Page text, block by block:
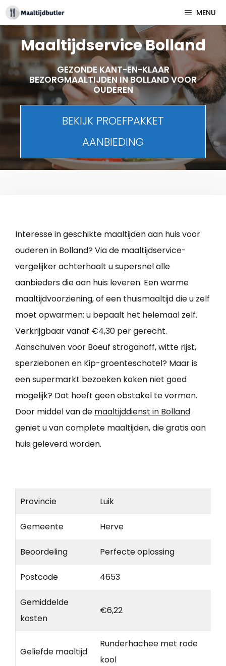
Spring
naar
inhoud
MENU
Maaltijdservice Bolland
GEZONDE KANT-EN-KLAAR
BEZORGMAALTIJDEN IN BOLLAND VOOR
OUDEREN
BEKIJK PROEFPAKKET
AANBIEDING
Interesse in geschikte maaltijden aan huis voor
ouderen in Bolland? Via de maaltijdservice-
vergelijker achterhaalt u supersnel alle
aanbieders die aan huis leveren. Een warme
maaltijdvoorziening, of een thuismaaltijd die u zelf
moet opwarmen: u bepaalt het helemaal zelf.
Verkrijgbaar vanaf €4,30 per gerecht.
Aanschuiven voor Boeuf stroganoff, witte rijst,
sperziebonen en Kip-groenteschotel? Maar is
een supermarkt bezoeken koken niet goed
mogelijk? Dat hoeft geen obstakel te vormen.
Door middel van de maaltijddienst in Bolland
geniet u van complete maaltijden, die gratis aan
huis geleverd worden.
Provincie Luik
Gemeente Herve
Beoordeling Perfecte oplossing
Postcode 4653
Gemiddelde
kosten
€6,22
Geliefde maaltijd
Runderhachee met rode
kool